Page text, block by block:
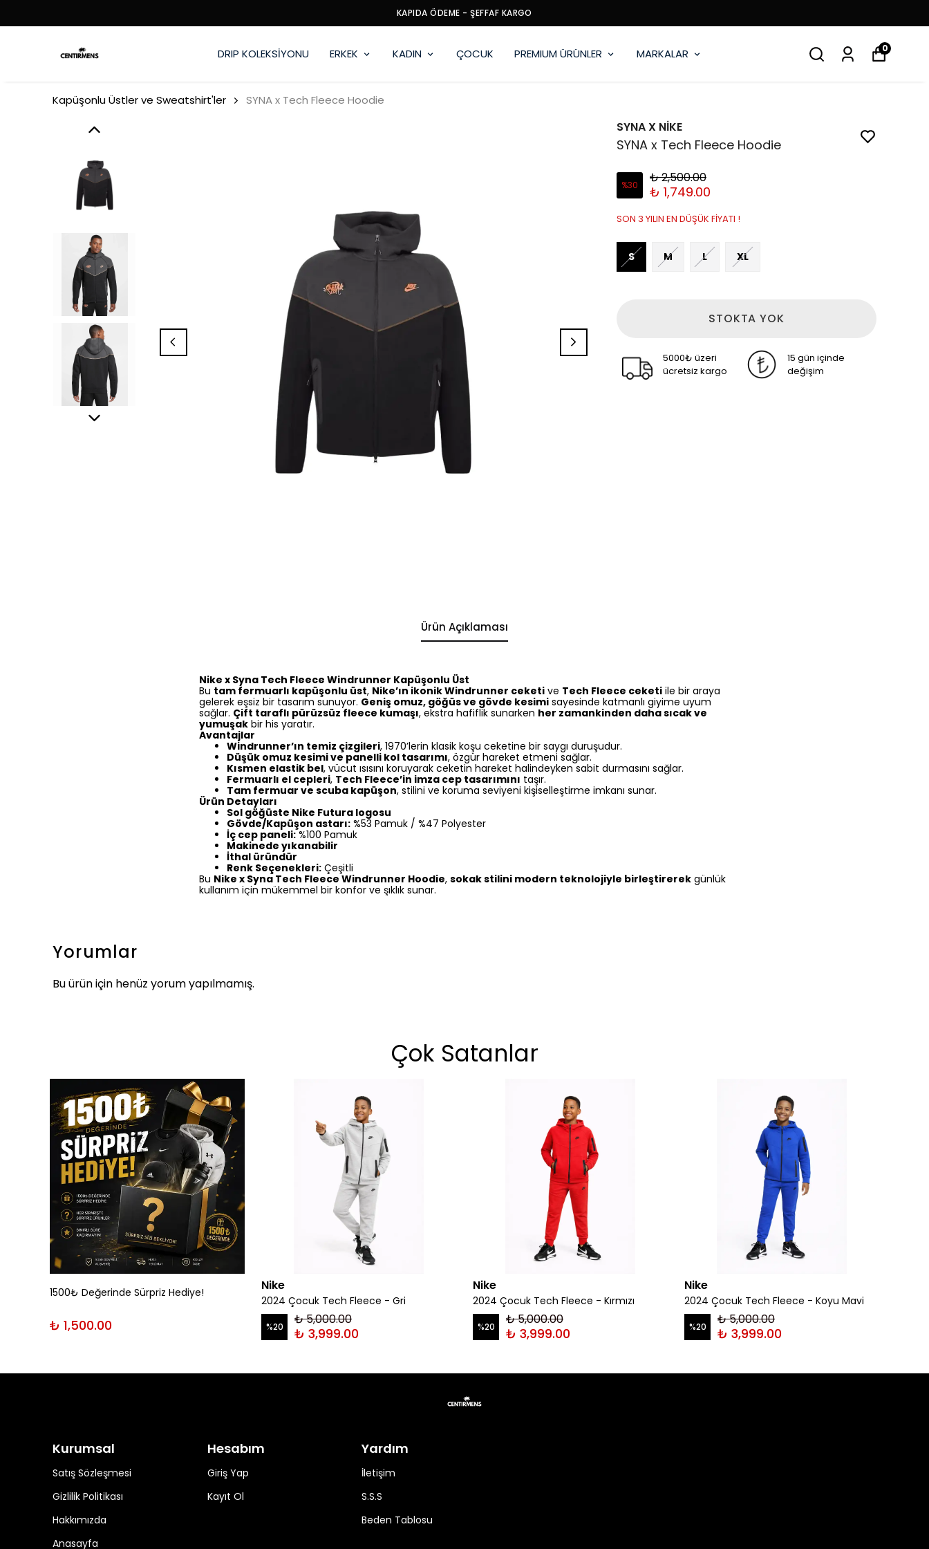
KAPIDA ÖDEME - ŞEFFAF KARGO
DRIP KOLEKSİYONU ERKEK KADIN ÇOCUK PREMIUM ÜRÜNLER MARKALAR 0
Kapüşonlu Üstler ve Sweatshirt'ler SYNA x Tech Fleece Hoodie
SYNA X NİKE
SYNA x Tech Fleece Hoodie
%30 ₺ 2,500.00
₺ 1,749.00
SON 3 YILIN EN DÜŞÜK FİYATI !
S M L XL
STOKTA YOK
5000₺ üzeri
ücretsiz kargo
15 gün içinde
değişim
Ürün Açıklaması
Nike x Syna Tech Fleece Windrunner Kapüşonlu Üst
Bu tam fermuarlı kapüşonlu üst, Nike’ın ikonik Windrunner ceketi ve Tech Fleece ceketi ile bir araya
gelerek eşsiz bir tasarım sunuyor. Geniş omuz, göğüs ve gövde kesimi sayesinde katmanlı giyime uyum
sağlar. Çift taraflı pürüzsüz fleece kumaşı, ekstra hafiflik sunarken her zamankinden daha sıcak ve
yumuşak bir his yaratır.
Avantajlar
Windrunner’ın temiz çizgileri, 1970’lerin klasik koşu ceketine bir saygı duruşudur.
Düşük omuz kesimi ve panelli kol tasarımı, özgür hareket etmeni sağlar.
Kısmen elastik bel, vücut ısısını koruyarak ceketin hareket halindeyken sabit durmasını sağlar.
Fermuarlı el cepleri, Tech Fleece’in imza cep tasarımını taşır.
Tam fermuar ve scuba kapüşon, stilini ve koruma seviyeni kişiselleştirme imkanı sunar.
Ürün Detayları
Sol göğüste Nike Futura logosu
Gövde/Kapüşon astarı: %53 Pamuk / %47 Polyester
İç cep paneli:%100 Pamuk
Makinede yıkanabilir
İthal üründür
Renk Seçenekleri: Çeşitli
Bu Nike x Syna Tech Fleece Windrunner Hoodie, sokak stilini modern teknolojiyle birleştirerek günlük
kullanım için mükemmel bir konfor ve şıklık sunar.
Yorumlar
Bu ürün için henüz yorum yapılmamış.
Çok Satanlar
1500₺ Değerinde Sürpriz Hediye!
₺ 1,500.00
Nike
2024 Çocuk Tech Fleece - Gri
%20 ₺ 5,000.00
₺ 3,999.00
Nike
2024 Çocuk Tech Fleece - Kırmızı
%20 ₺ 5,000.00
₺ 3,999.00
Nike
2024 Çocuk Tech Fleece - Koyu Mavi
%20 ₺ 5,000.00
₺ 3,999.00
Kurumsal
Satış Sözleşmesi
Gizlilik Politikası
Hakkımızda
Anasayfa
Hesabım
Giriş Yap
Kayıt Ol
Yardım
İletişim
S.S.S
Beden Tablosu